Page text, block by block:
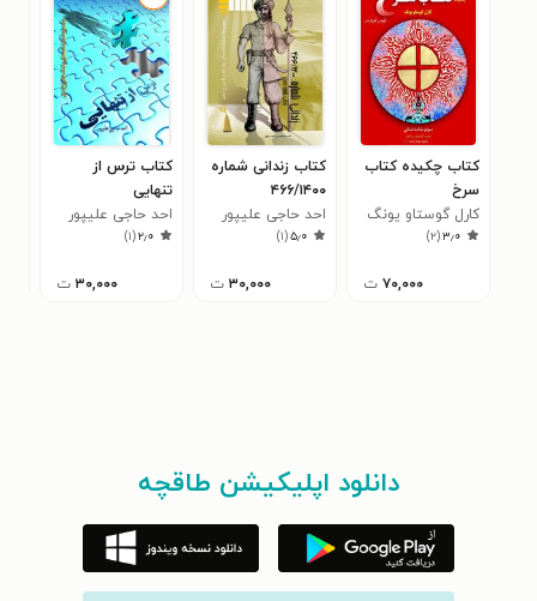
کتاب چکیده کتاب
سرخ
کارل گوستاو یونگ
۳٫۰(۲)
۷۰,۰۰۰ ت
کتاب زندانی شماره
۴۶۶/۱۴۰۰
احد حاجی علیپور
۵٫۰(۱)
۳۰,۰۰۰ ت
کتاب ترس از
تنهایی
احد حاجی علیپور
۲٫۰(۱)
۳۰,۰۰۰ ت
دانلود اپلیکیشن طاقچه